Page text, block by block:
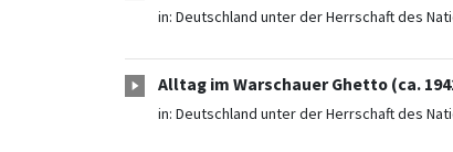
in: Deutschland unter der Herrschaft des
Alltag im Warschauer Ghetto (ca.
in: Deutschland unter der Herrschaft des